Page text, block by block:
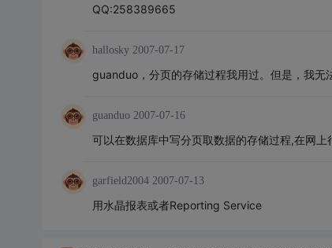
QQ:258389665
hallosky 2007-07-17
guanduo，分页的存储过程我用过。但是，我无
guanduo 2007-07-16
可以在数据库中写分页取数据的存储过程,在网上
garfield2004 2007-07-13
用水晶报表或者Reporting Service